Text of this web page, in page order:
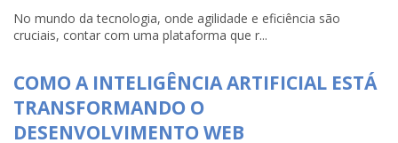
No mundo da tecnologia, onde agilidade e eficiência são
cruciais, contar com uma plataforma que r...
COMO A INTELIGÊNCIA ARTIFICIAL ESTÁ
TRANSFORMANDO O
DESENVOLVIMENTO WEB